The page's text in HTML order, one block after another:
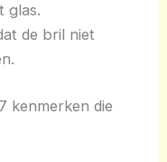
glas.
de bril niet
kenmerken die